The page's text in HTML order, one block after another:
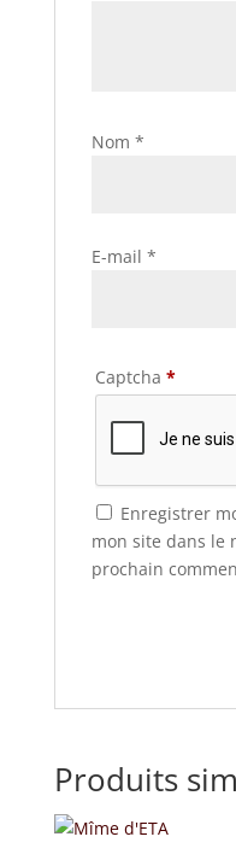
Nom *
E-mail *
Captcha *
Enregistrer
mon site dans le
prochain
Produits